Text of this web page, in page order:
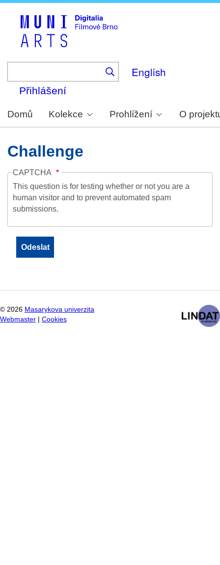
English
Přihlášení
Domů Kolekce Prohlížení O
Challenge
CAPTCHA
This question is for testing whether or not you are a
human visitor and to prevent automated spam
submissions.
© 2026 Masarykova univerzita
Webmaster
Cookies